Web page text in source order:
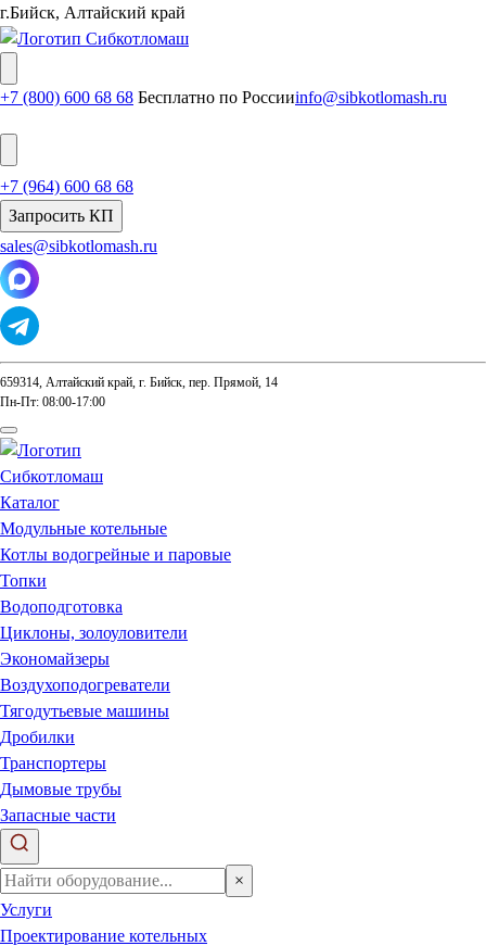
г.Бийск, Алтайский край
+7 (800) 600 68 68 Бесплатно по Россииinfo@sibkotlomash.ru
+7 (964) 600 68 68
Запросить КП
sales@sibkotlomash.ru
659314, Алтайский край, г. Бийск, пер. Прямой, 14
Пн-Пт: 08:00-17:00
Каталог
Модульные котельные
Котлы водогрейные и паровые
Топки
Водоподготовка
Циклоны, золоуловители
Экономайзеры
Воздухоподогреватели
Тягодутьевые машины
Дробилки
Транспортеры
Дымовые трубы
Запасные части
×
Услуги
Проектирование котельных